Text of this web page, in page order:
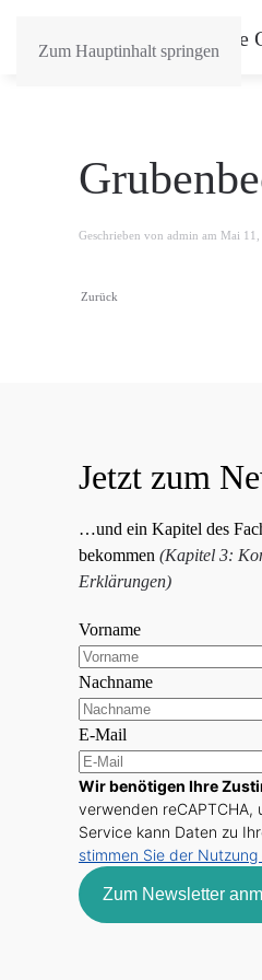
Zum Hauptinhalt springen
Geschrieben von admin am Mai 11,
Zurück
Jetzt zum
…und ein Kapitel des
bekommen (Kapitel 3:
Erklärungen)
Vorname
Nachname
E-Mail
Wir benötigen Ihre
verwenden reCAPTCHA,
Service kann Daten zu
stimmen Sie der
Zum Newsletter